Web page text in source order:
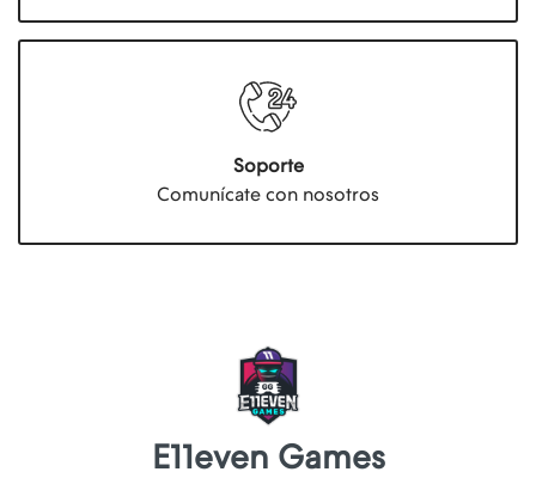
Soporte
Comunícate con nosotros
E11even Games